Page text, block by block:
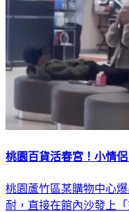
桃園百貨活春宮！小情
桃園蘆竹區某購物中心
耐，直接在館內沙發上